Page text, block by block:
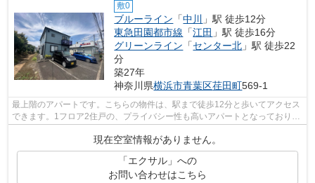
敷0
ブルーライン 「中川
」駅 徒歩12分
東急田園都市線 「江田 」駅 徒歩16分
グリーンライン 「センター北 」駅 徒歩22
分
築27年
神奈川県横浜市青葉区荏田町569-1
最上階のアパートです。こちらの物件は、駅まで徒歩12分と歩いてアクセス
できます。1フロア2住戸の、プライバシー性も高いアパートとなっておりま
す。ぜひご覧いただきたい賃貸物件で...
現在空室情報がありません。
「エクサル」への
お問い合わせはこちら